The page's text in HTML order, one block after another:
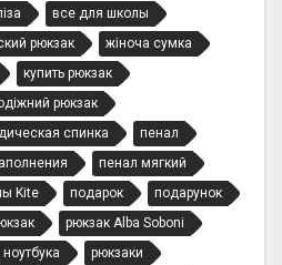
все для школы
рюкзак
жіноча сумка
купить рюкзак
рюкзак
спинка
пенал
пенал мягкий
Kite подарок
подарунок
рюкзак Alba Soboni
рюкзаки